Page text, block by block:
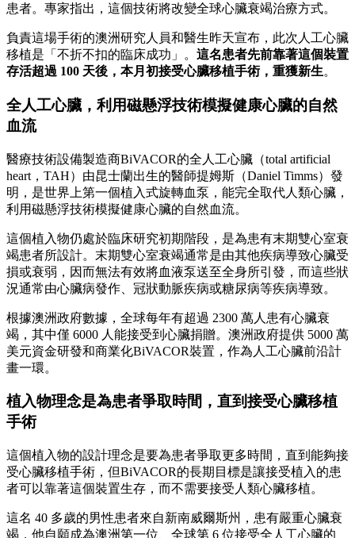
患者。專家指出，這個技術將改變全球心臟衰竭治療方式。
負責這場手術的澳洲研究人員和醫生昨天宣布，此次人工心臟
移植是「不折不扣的臨床成功」。 這名患者先前靠著這個裝置
存活超過 100 天後，本月初接受心臟移植手術，重獲新生。
全人工心臟，利用磁懸浮技術模擬健康心臟的自然
血流
醫療技術設備製造商BiVACOR的全人工心臟（total artificial
heart，TAH）由昆士蘭出生的醫師提姆斯（Daniel Timms）發
明，是世界上第一個植入式旋轉血泵，能完全取代人類心臟，
利用磁懸浮技術模擬健康心臟的自然血流。
這個植入物仍處於臨床研究初期階段，是為患有末期雙心室衰
竭患者所設計。末期雙心室衰竭通常是由其他疾病導致心臟受
損或衰弱，因而無法有效將血液泵送至全身所引發，而這些狀
況通常由心臟病發作、冠狀動脈疾病或糖尿病等疾病導致。
根據澳洲政府數據，全球每年有超過 2300 萬人患有心臟衰
竭，其中僅 6000 人能接受到心臟捐贈。澳洲政府提供 5000 萬
美元資金研發和商業化BiVACOR裝置，作為人工心臟前沿計
畫一環。
植入物理念是為患者爭取時間，直到接受心臟移植
手術
這個植入物的設計理念是要為患者爭取更多時間，直到能夠接
受心臟移植手術，但BiVACOR的長期目標是讓接受植入的患
者可以靠著這個裝置生存，而不需要接受人類心臟移植。
這名 40 多歲的男性患者來自新南威爾斯州，患有嚴重心臟衰
竭，他自願成為澳洲第一位、全球第 6 位接受全人工心臟的